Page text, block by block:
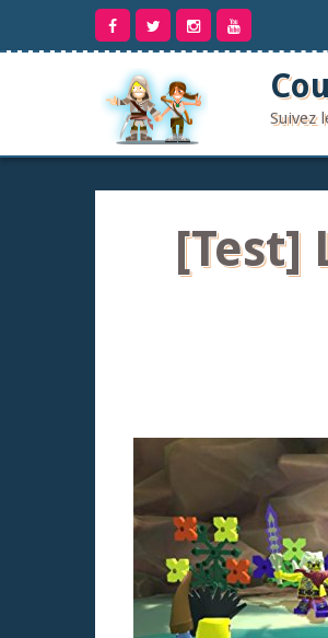
contenu
Suivez
[Test]